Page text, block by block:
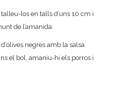
los en talls d’uns 10 cm i
de l’amanida.
negres amb la salsa
el bol, amaniu-hi els porros i